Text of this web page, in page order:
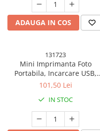
Love, Albastru
ADAUGA IN COS
131723
Mini Imprimanta Foto
Portabila, Incarcare USB,
Bluetooth, Model Pisica, Print
101,50 Lei
IN STOC